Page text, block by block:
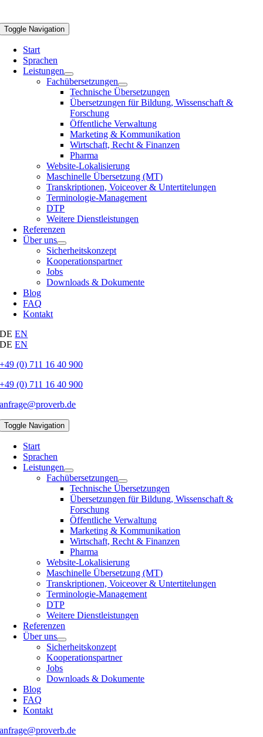
Toggle Navigation
Start
Sprachen
Leistungen
Fachübersetzungen
Technische Übersetzungen
Übersetzungen für Bildung, Wissenschaft &
Forschung
Öffentliche Verwaltung
Marketing & Kommunikation
Wirtschaft, Recht & Finanzen
Pharma
Website-Lokalisierung
Maschinelle Übersetzung (MT)
Transkriptionen, Voiceover & Untertitelungen
Terminologie-Management
DTP
Weitere Dienstleistungen
Referenzen
Über uns
Sicherheitskonzept
Kooperationspartner
Jobs
Downloads & Dokumente
Blog
FAQ
Kontakt
DE EN
DE EN
+49 (0) 711 16 40 900
+49 (0) 711 16 40 900
anfrage@proverb.de
Toggle Navigation
Start
Sprachen
Leistungen
Fachübersetzungen
Technische Übersetzungen
Übersetzungen für Bildung, Wissenschaft &
Forschung
Öffentliche Verwaltung
Marketing & Kommunikation
Wirtschaft, Recht & Finanzen
Pharma
Website-Lokalisierung
Maschinelle Übersetzung (MT)
Transkriptionen, Voiceover & Untertitelungen
Terminologie-Management
DTP
Weitere Dienstleistungen
Referenzen
Über uns
Sicherheitskonzept
Kooperationspartner
Jobs
Downloads & Dokumente
Blog
FAQ
Kontakt
anfrage@proverb.de